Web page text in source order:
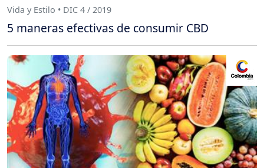
Vida y Estilo • DIC 4 / 2019
5 maneras efectivas de consumir CBD